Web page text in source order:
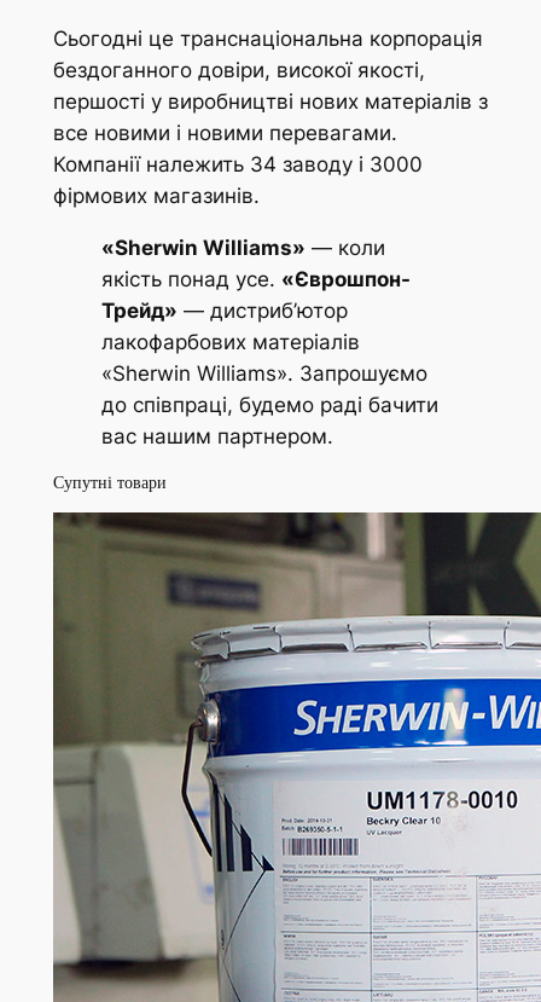
Сьогодні це транснаціональна корпорація
бездоганного довіри, високої якості,
першості у виробництві нових матеріалів з
все новими і новими перевагами.
Компанії належить 34 заводу і 3000
фірмових магазинів.
«Sherwin Williams» — коли
якість понад усе. «Єврошпон-
Трейд» — дистриб’ютор
лакофарбових матеріалів
«Sherwin Williams». Запрошуємо
до співпраці, будемо раді бачити
вас нашим партнером.
Супутні товари